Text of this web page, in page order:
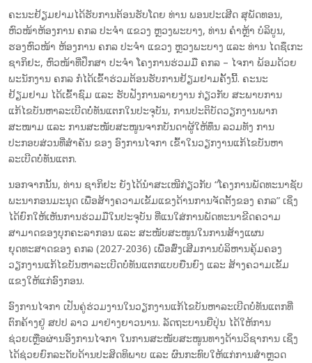
ຄະນະຢ້ຽມຢາມໄດ້ຮັບການຕ້ອນຮັບໂດຍ ທ່ານ ພອນປະເສີດ ສຸພັດທອນ,
ຫົວໜ້າຫ້ອງການ ຄກລ ປະຈຳ ແຂວງ ຫຼວງພະບາງ, ທ່ານ ຄຳຫຼ້າ ບໍລິບູນ,
ຮອງຫົວໜ້າ ຫ້ອງການ ຄກລ ປະຈຳ ແຂວງ ຫຼວງພະບາງ ແລະ ທ່ານ ໄດຊຶເກະ
ຊາກິຢະ, ຫົວໜ້າທີ່ປຶກສາ ປະຈຳ ໂຄງການຮ່ວມມື ຄກລ – ໄຈກາ ພ້ອມດ້ວຍ
ພະນັກງານ ຄກລ ກໍໄດ້ເຂົ້າຮ່ວມຕ້ອນຮັບການຢ້ຽມຢາມຄັ້ງນີ້. ຄະນະ
ຢ້ຽມຢາມ ໄດ້ເຂົ້າຊົມ ແລະ ຮັບຟັງການລາຍງານ ກ່ຽວກັບ ສະພາບການ
ແກ້ໄຂບັນຫາລະເບີດບໍ່ທັນແຕກໃນປະຈຸບັນ, ການປະຕິບັດວຽກງານພາກ
ສະໜາມ ແລະ ການສະໜັບສະໜູນຈາກບັນດາຜູ້ໃຫ້ທຶນ ລວມທັງ ການ
ປະກອບສ່ວນທີ່ສຳຄັນ ຂອງ ອົງການໄຈກາ ເຂົ້າໃນວຽກງານແກ້ໄຂບັນຫາ
ລະເບີດບໍ່ທັນແຕກ.
ນອກຈາກນັ້ນ, ທ່ານ ຊາກິຢະ ຍັງໄດ້ນຳສະເໜີກ່ຽວກັບ “ໂຄງການພັດທະນາຊັບ
ພະນາກອນມະນຸດ ເພື່ອສ້າງຄວາມເຂັ້ມແຂງດ້ານການຈັດຕັ້ງຂອງ ຄກລ” ເຊິ່ງ
ໄດ້ຍົກໃຫ້ເຫັນການຮ່ວມມືໃນປະຈຸບັນ ທີ່ແນໃສ່ການພັດທະນາຂີດຄວາມ
ສາມາດຂອງບຸກຄະລາກອນ ແລະ ສະໜັບສະໜູນໃນການສ້າງແຜນ
ຍຸດທະສາດຂອງ ຄກລ (2027-2036) ເພື່ອສົ່ງເສີມການບໍລິຫານຄຸ້ມຄອງ
ວຽກງານແກ້ໄຂບັນຫາລະເບີດບໍ່ທັນແຕກແບບຍືນຍົງ ແລະ ສ້າງຄວາມເຂັ້ມ
ແຂງໃຫ້ແກ່ອົງກອນ.
ອົງການໄຈກາ ເປັນຄູ່ຮ່ວມງານໃນວຽກງານແກ້ໄຂບັນຫາລະເບີດບໍ່ທັນແຕກທີ່
ຕົກຄ້າງຢູ່ ສປປ ລາວ ມາຢ່າງຍາວນານ. ລັດຖະບານຍີ່ປຸ່ນ ໄດ້ໃຫ້ການ
ຊ່ວຍເຫຼືອຜ່ານອົງການໄຈກາ ໃນການສະໜັບສະໜູນທາງດ້ານວິຊາການ ເຊິ່ງ
ໄດ້ຊ່ວຍຍົກລະດັບດ້ານປະສິດທິພາບ ແລະ ຜົນກະທົບໃຫ້ແກ່ການສຳຫຼວດ